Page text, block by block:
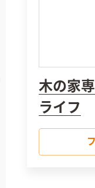
木の家
ライフ